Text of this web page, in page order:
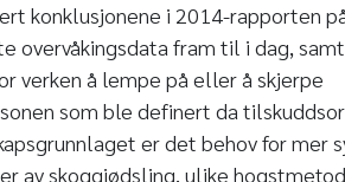
konklusjonene i 2014-rapporten
overvåkingsdata fram til i dag,
verken å lempe på eller å skjerpe
som ble definert da
er det behov for mer
av skoggjødsling, ulike